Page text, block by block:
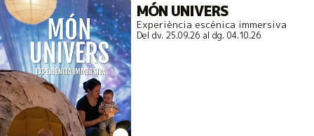
MÓN UNIVERS
Experiència escénica immersiva
Del dv. 25.09.26al dg. 04.10.26